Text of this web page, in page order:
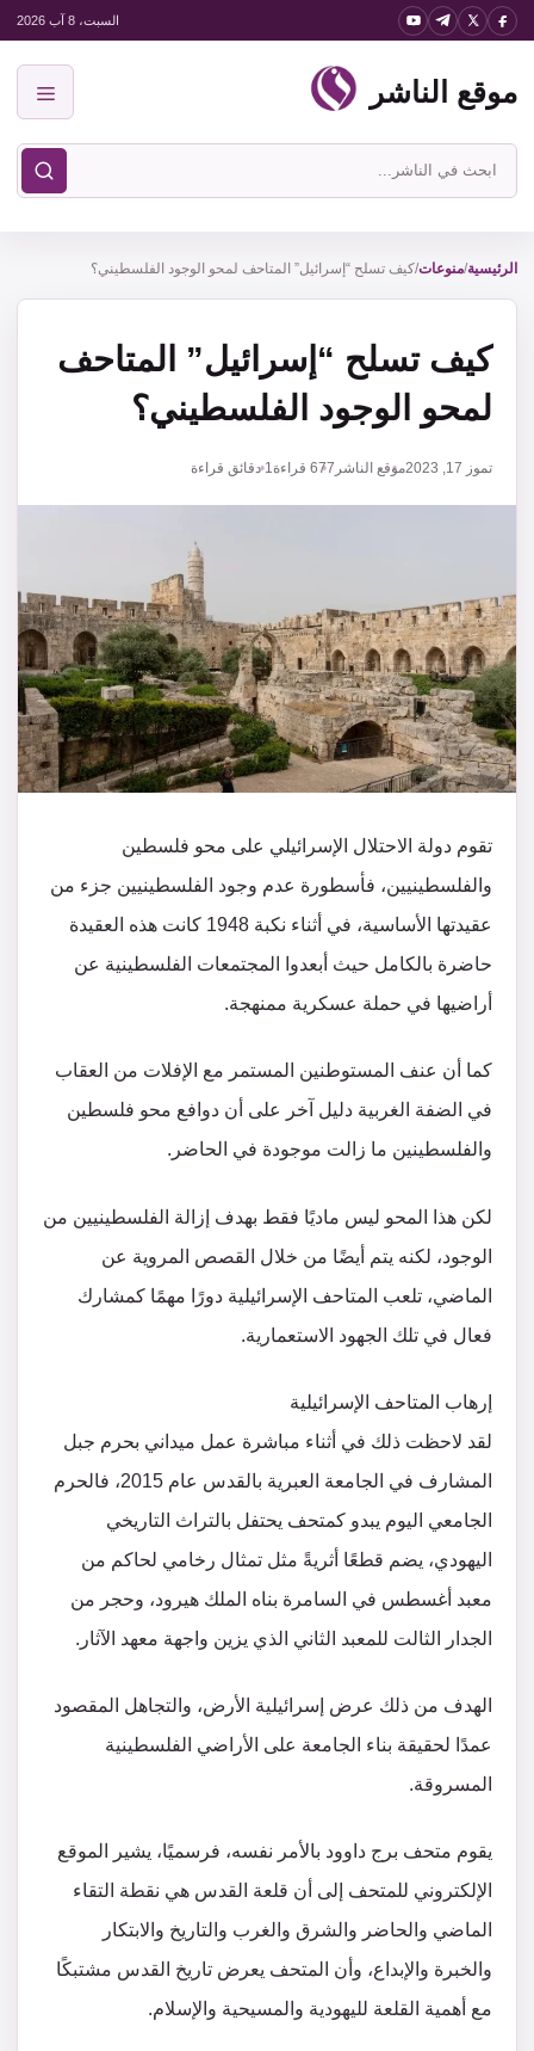
انتقل
المحتوى
السبت، 8 آب 2026
موقع الناشر
ابحث
في
الناشر
الرئيسية/منوعات/كيف تسلح “إسرائيل” المتاحف لمحو الوجود الفلسطيني؟
كيف تسلح “إسرائيل” المتاحف
لمحو الوجود الفلسطيني؟
تموز 17, 2023 موقع الناشر 677 قراءة1 دقائق قراءة
تقوم دولة الاحتلال الإسرائيلي على محو فلسطين
والفلسطينيين، فأسطورة عدم وجود الفلسطينيين جزء من
عقيدتها الأساسية، في أثناء نكبة 1948 كانت هذه العقيدة
حاضرة بالكامل حيث أبعدوا المجتمعات الفلسطينية عن
أراضيها في حملة عسكرية ممنهجة.
كما أن عنف المستوطنين المستمر مع الإفلات من العقاب
في الضفة الغربية دليل آخر على أن دوافع محو فلسطين
والفلسطينين ما زالت موجودة في الحاضر.
لكن هذا المحو ليس ماديًا فقط بهدف إزالة الفلسطينيين من
الوجود، لكنه يتم أيضًا من خلال القصص المروية عن
الماضي، تلعب المتاحف الإسرائيلية دورًا مهمًا كمشارك
فعال في تلك الجهود الاستعمارية.
إرهاب المتاحف الإسرائيلية
لقد لاحظت ذلك في أثناء مباشرة عمل ميداني بحرم جبل
المشارف في الجامعة العبرية بالقدس عام 2015، فالحرم
الجامعي اليوم يبدو كمتحف يحتفل بالتراث التاريخي
اليهودي، يضم قطعًا أثريةً مثل تمثال رخامي لحاكم من
معبد أغسطس في السامرة بناه الملك هيرود، وحجر من
الجدار الثالت للمعبد الثاني الذي يزين واجهة معهد الآثار.
الهدف من ذلك عرض إسرائيلية الأرض، والتجاهل المقصود
عمدًا لحقيقة بناء الجامعة على الأراضي الفلسطينية
المسروقة.
يقوم متحف برج داوود بالأمر نفسه، فرسميًا، يشير الموقع
الإلكتروني للمتحف إلى أن قلعة القدس هي نقطة التقاء
الماضي والحاضر والشرق والغرب والتاريخ والابتكار
والخبرة والإبداع، وأن المتحف يعرض تاريخ القدس مشتبكًا
مع أهمية القلعة لليهودية والمسيحية والإسلام.